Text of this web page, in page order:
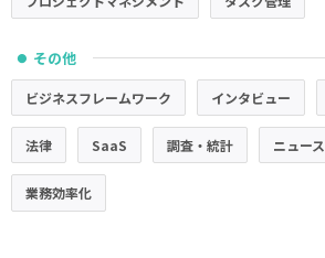
● その他
ビジネスフレームワーク インタビュー
法律 SaaS 調査・統計 ニュース
業務効率化